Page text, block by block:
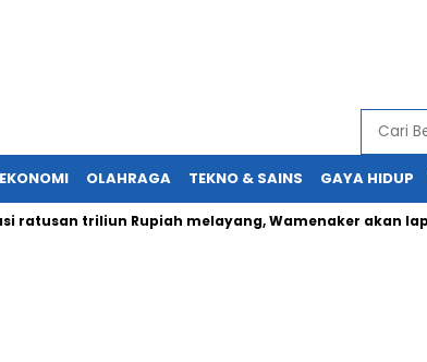
EKONOMI OLAHRAGA TEKNO & SAINS GAYA HIDUP
triliun Rupiah melayang, Wamenaker akan laporkan